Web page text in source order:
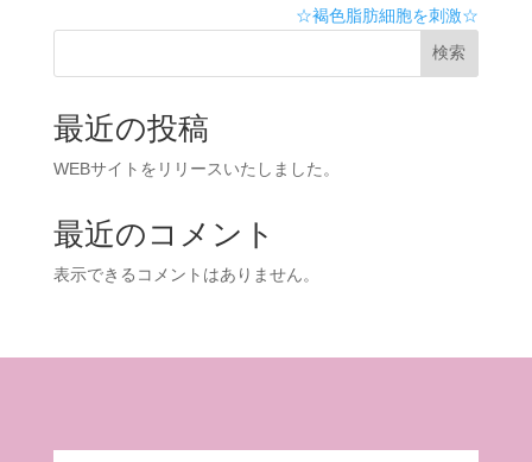
☆褐色脂肪細胞を刺激☆
検索
最近の投稿
WEBサイトをリリースいたしました。
最近のコメント
表示できるコメントはありません。